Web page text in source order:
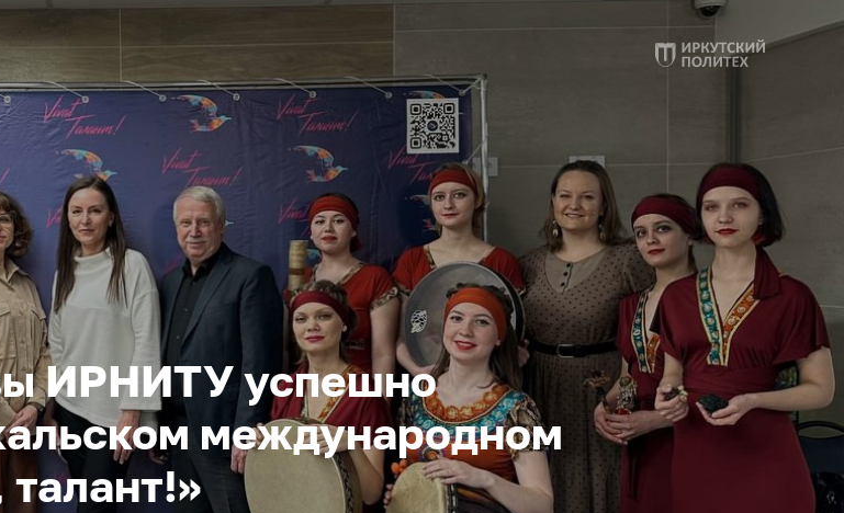
ИРНИТУ успешно
международном